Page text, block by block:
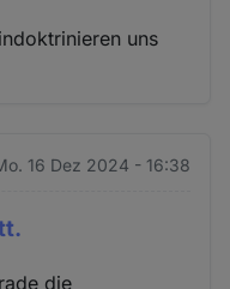
uns
16 Dez 2024 - 16:38
die